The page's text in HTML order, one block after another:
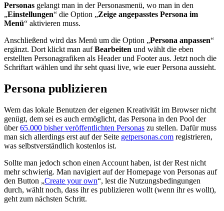
Personas gelangt man in der Personasmenü, wo man in den
„Einstellungen“ die Option „Zeige angepasstes Persona im
Menü“ aktivieren muss.
Anschließend wird das Menü um die Option „Persona anpassen“
ergänzt. Dort klickt man aufBearbeiten und wählt die eben
erstellten Personagrafiken als Header und Footer aus. Jetzt noch die
Schriftart wählen und ihr seht quasi live, wie euer Persona aussieht.
Persona publizieren
Wem das lokale Benutzen der eigenen Kreativität im Browser nicht
genügt, dem sei es auch ermöglicht, das Persona in den Pool der
über65.000 bisher veröffentlichten Personas zu stellen. Dafür muss
man sich allerdings erst auf der Seite getpersonas.com registrieren,
was selbstverständlich kostenlos ist.
Sollte man jedoch schon einen Account haben, ist der Rest nicht
mehr schwierig. Man navigiert auf der Homepage von Personas auf
den Button „Create your own“, lest die Nutzungsbedingungen
durch, wählt noch, dass ihr es publizieren wollt (wenn ihr es wollt),
geht zum nächsten Schritt.